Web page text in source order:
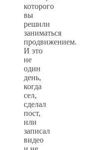
которого
вы
решили
заниматься
продвижением.
И это
не
один
день,
когда
сел,
сделал
пост,
или
записал
видео